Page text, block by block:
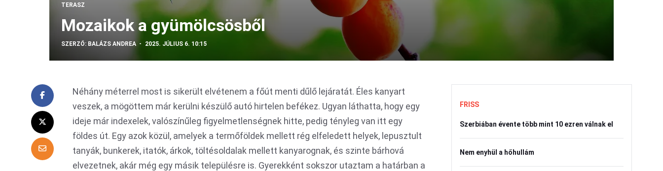
TERASZ
Mozaikok a gyümölcsösből
SZERZŐ: BALÁZS ANDREA 2025. JÚLIUS 6. 10:15
Néhány méterrel most is sikerült elvétenem a főút menti dűlő lejáratát. Éles kanyart
veszek, a mögöttem már kerülni készülő autó hirtelen befékez. Ugyan láthatta, hogy egy
ideje már indexelek, valószínűleg figyelmetlenségnek hitte, pedig tényleg van itt egy
földes út. Egy azok közül, amelyek a termőföldek mellett rég elfeledett helyek, lepusztult
tanyák, bunkerek, itatók, árkok, töltésoldalak mellett kanyarognak, és szinte bárhová
elvezetnek, akár még egy másik településre is. Gyerekként sokszor utaztam a határban a
FRISS
Szerbiában évente több mint 10 ezren válnak el
Nem enyhül a hőhullám